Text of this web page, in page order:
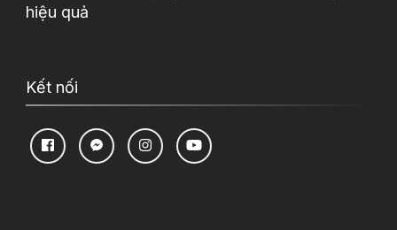
hiệu quả
Kết nối